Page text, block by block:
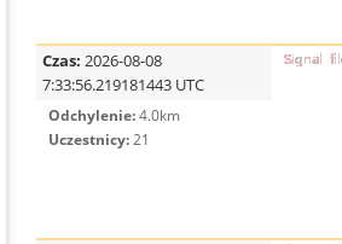
Czas: 2026-08-08
7:33:56.219181443 UTC
Odchylenie:4.0km
Uczestnicy:21